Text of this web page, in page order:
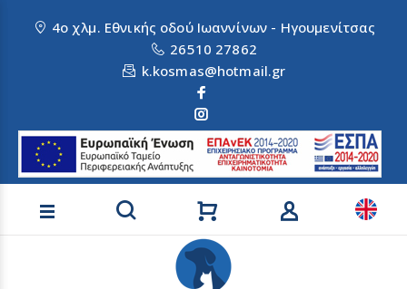
4ο χλμ. Εθνικής οδού Ιωαννίνων - Ηγουμενίτσας
26510 27862
k.kosmas@hotmail.gr
Αναζήτηση προϊόντων